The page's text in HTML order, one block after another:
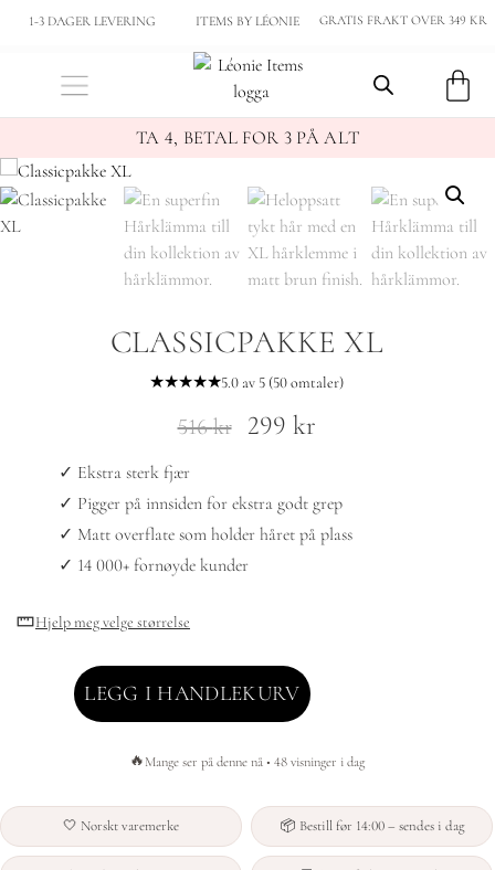
1-3 DAGER LEVERING ITEMS BY LÉONIE GRATIS FRAKT OVER 349 KR
TA 4, BETAL FOR 3 PÅ ALT
CLASSICPAKKE XL
★★★★★5.0 av 5 (50 omtaler)
516kr 299 kr
✓ Ekstra sterk fjær
✓ Pigger på innsiden for ekstra godt grep
✓ Matt overflate som holder håret på plass
✓ 14 000+ fornøyde kunder
Hjelp meg velge størrelse
LEGG I HANDLEKURV
🔥Mange ser på denne nå • 48 visninger i dag
🤍 Norskt varemerke 📦 Bestill før 14:00 – sendes i dag